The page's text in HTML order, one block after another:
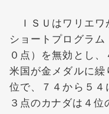
ＩＳＵはワリエワ
ショートプログラム
０点）を無効とし
米国が金メダルに繰
位で、７４から５４
３点のカナダは４位